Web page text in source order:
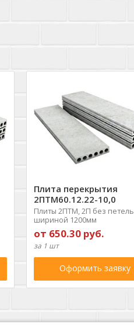
Плита перекрытия
2ПТМ60.12.22-10,0
Плиты 2ПТМ, 2П без петель
шириной 1200мм
от 650.30 руб.
за 1 шт
Оформить заявку